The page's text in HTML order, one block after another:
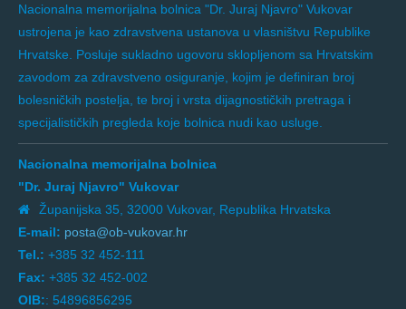
Nacionalna memorijalna bolnica "Dr. Juraj Njavro" Vukovar
ustrojena je kao zdravstvena ustanova u vlasništvu Republike
Hrvatske. Posluje sukladno ugovoru sklopljenom sa Hrvatskim
zavodom za zdravstveno osiguranje, kojim je definiran broj
bolesničkih postelja, te broj i vrsta dijagnostičkih pretraga i
specijalističkih pregleda koje bolnica nudi kao usluge.
Nacionalna memorijalna bolnica
"Dr. Juraj Njavro" Vukovar
Županijska 35, 32000 Vukovar, Republika Hrvatska
E-mail: posta@ob-vukovar.hr
Tel.: +385 32 452-111
Fax: +385 32 452-002
OIB:: 54896856295